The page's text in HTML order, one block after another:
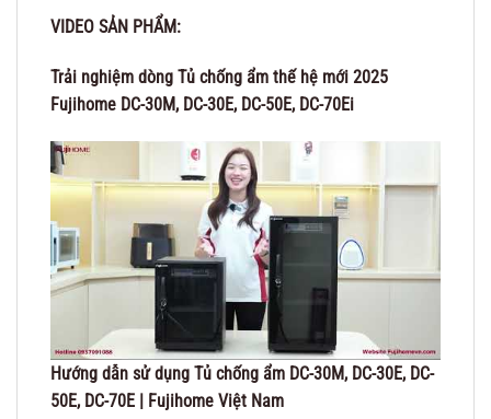
VIDEO SẢN PHẨM:
Trải nghiệm dòng Tủ chống ẩm thế hệ mới 2025
Fujihome DC-30M, DC-30E, DC-50E, DC-70Ei
Hướng dẫn sử dụng Tủ chống ẩm DC-30M, DC-30E, DC-
50E, DC-70E | Fujihome Việt Nam